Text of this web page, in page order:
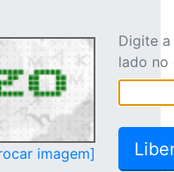
imagem]
Digite
lado no